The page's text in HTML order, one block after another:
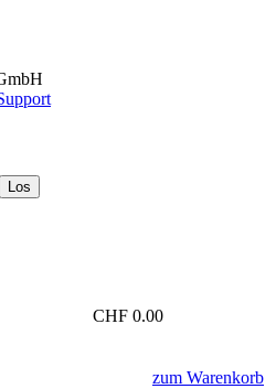
CHF 0.00
zum Warenkorb